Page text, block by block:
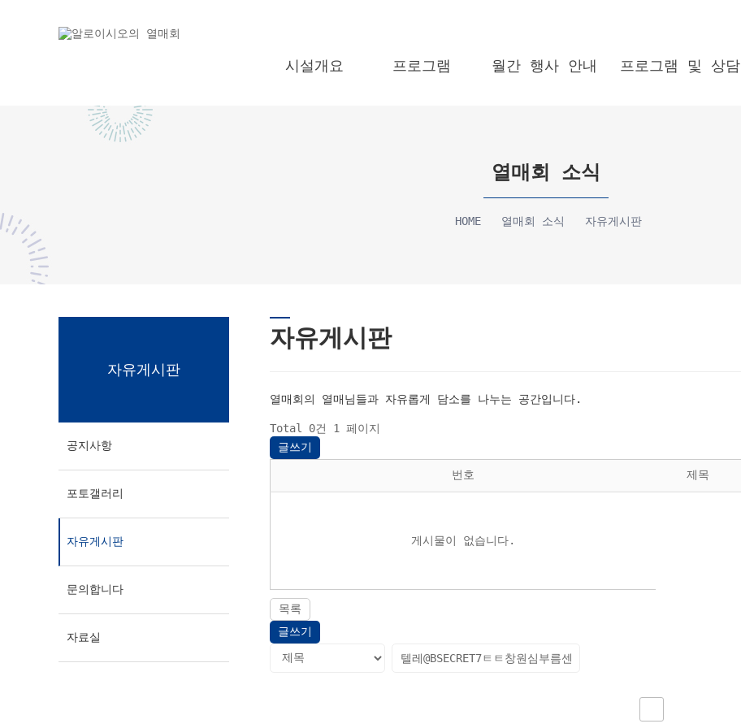
시설개요 프로그램 월간 행사 안내 프로그램 및 상담
열매회 소식
HOME 열매회 소식 자유게시판
자유게시판
공지사항
포토갤러리
자유게시판
문의합니다
자료실
자유게시판
열매회의 열매님들과 자유롭게 담소를 나누는 공간입니다.
Total 0건
1 페이지
글쓰기
번호 제목
게시물이 없습니다.
목록
글쓰기